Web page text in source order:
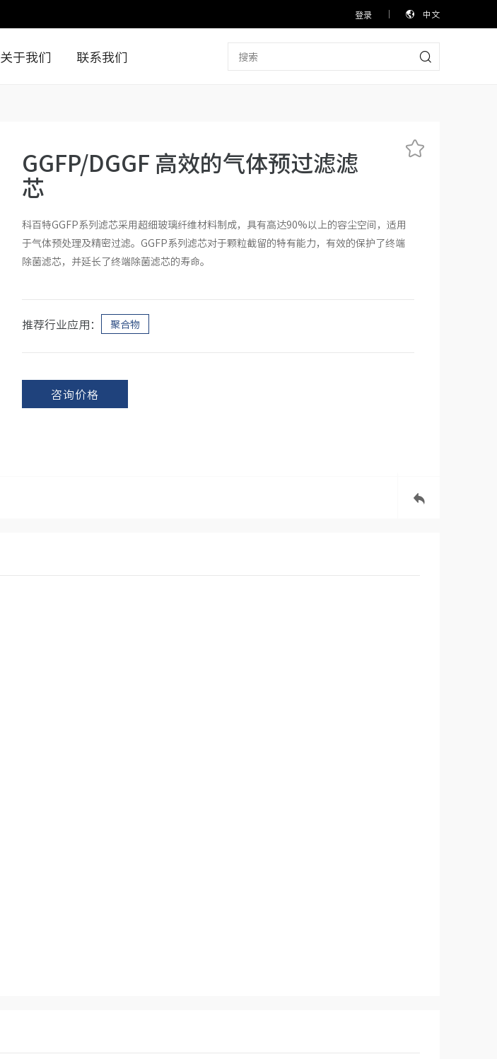
登录 中文
关于我们 联系我们
GGFP/DGGF 高效的气体预过滤滤
芯
科百特GGFP系列滤芯采用超细玻璃纤维材料制成，具有高达90%以上的容尘空间，适用
于气体预处理及精密过滤。GGFP系列滤芯对于颗粒截留的特有能力，有效的保护了终端
除菌滤芯，并延长了终端除菌滤芯的寿命。
推荐行业应用： 聚合物
咨询价格